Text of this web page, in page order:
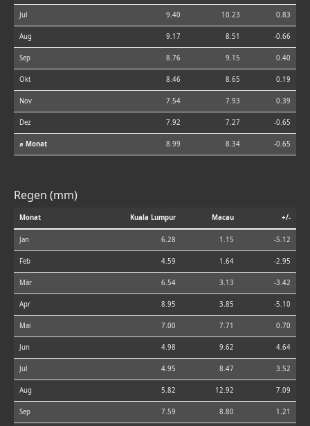
Jul 9.40 10.23 0.83
Aug 9.17 8.51 -0.66
Sep 8.76 9.15 0.40
Okt 8.46 8.65 0.19
Nov 7.54 7.93 0.39
Dez 7.92 7.27 -0.65
⌀ Monat 8.99 8.34 -0.65
Regen (mm)
Monat Kuala Lumpur Macau +/-
Jan 6.28 1.15 -5.12
Feb 4.59 1.64 -2.95
Mär 6.54 3.13 -3.42
Apr 8.95 3.85 -5.10
Mai 7.00 7.71 0.70
Jun 4.98 9.62 4.64
Jul 4.95 8.47 3.52
Aug 5.82 12.92 7.09
Sep 7.59 8.80 1.21